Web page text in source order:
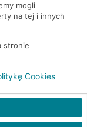
zastrzeżone
mogli
na tej i innych
stronie
Cookies